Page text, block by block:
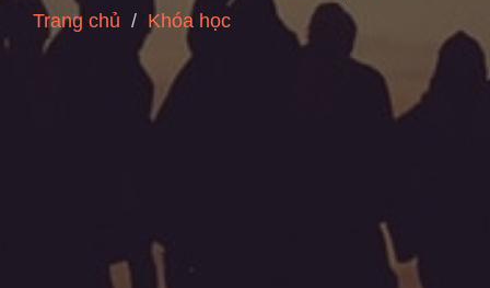
Trang chủ Khóa học